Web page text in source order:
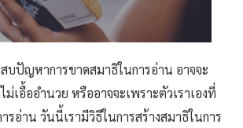
บปัญหาการขาดสมาธิในการอ่าน อาจจะ
เอื้ออำนวย หรืออาจจะเพราะตัวเราเองที่
รอ่าน วันนี้เรามีวิธีในการสร้างสมาธิในการ